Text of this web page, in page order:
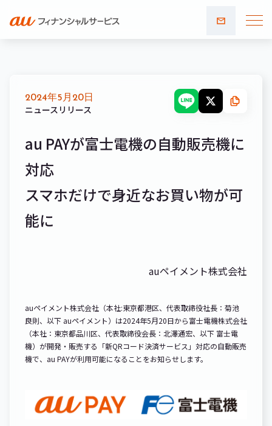
合わせ
2024年5月20日
ニュースリリース
au PAYが富士電機の自動販売機に
対応
スマホだけで身近なお買い物が可
能に
auペイメント株式会社
auペイメント株式会社（本社:東京都港区、代表取締役社長：菊池
良則、以下 auペイメント）は2024年5月20日から富士電機株式会社
（本社：東京都品川区、代表取締役会長：北澤通宏、以下 富士電
機）が開発・販売する「新QRコード決済サービス」対応の自動販売
機で、au PAYが利用可能になることをお知らせします。